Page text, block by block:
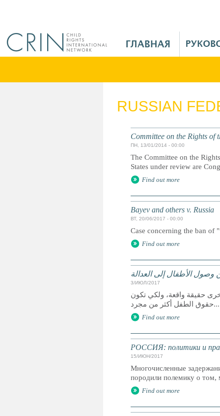
M
n
RUSSIAN
Committee on the Rights of
ПН, 13/01/2014 - 00:00
The Committee on the
States under review are
Find out more
Bayev and others v. Russia
ВТ, 20/06/2017 - 00:00
Case concerning the ban of
Find out more
وصول الأطفال إلى العدالة
3/ИЮЛ/2017
حقيقة واقعة، ولكي تكون
حقوق الطفل أكثر من مجرد...
Find out more
РОССИЯ: политики и
15/ИЮН/2017
Многочисленные
породили полемику о том,
Find out more